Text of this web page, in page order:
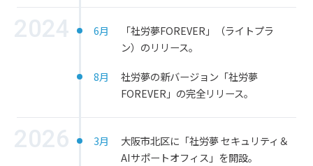
2024 6月
「社労夢FOREVER」（ライトプラ
ン）のリリース。
8月
社労夢の新バージョン「社労夢
FOREVER」の完全リリース。
2026 3月
大阪市北区に「社労夢 セキュリティ＆
AIサポートオフィス」を開設。